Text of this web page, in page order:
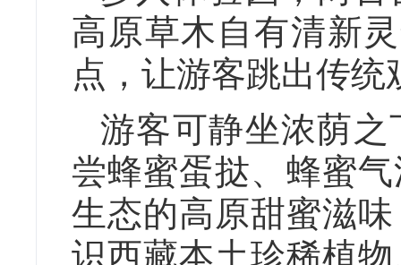
高原草木自有清新
点，让游客跳出传
游客可静坐浓荫
尝蜂蜜蛋挞、蜂蜜
生态的高原甜蜜滋
识西藏本土珍稀植